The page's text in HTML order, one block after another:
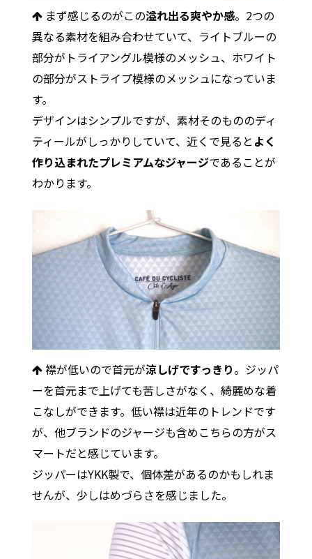
まず感じるのがこの溢れ出る爽やか感。2つの
異なる素材を組み合わせていて、ライトブルーの
部分がトライアングル模様のメッシュ、ホワイト
の部分がストライプ模様のメッシュになっていま
す。
デザインはシンプルですが、素材そのもののディ
ティールがしっかりしていて、近くで見ると よく
作り込まれたプレミアムなジャージであることが
わかります。
襟が低いので首元が涼しげですっきり。ジッパ
ーを首元まで上げても苦しさがなく、綺麗めな着
こなしができます。低い襟は近年のトレンドです
が、他ブランドのジャージも含めこちらの方がス
マートだと感じています。
ジッパーはYKK製で、個体差があるのかもしれま
せんが、少しはめづらさを感じました。